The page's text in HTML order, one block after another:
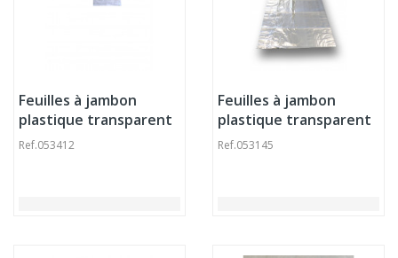
Feuilles à jambon
plastique transparent
650x500x30 mm 10
Ref.053412
Feuilles à jambon
plastique transparent
800x600 mm 15 microns
Ref.053145